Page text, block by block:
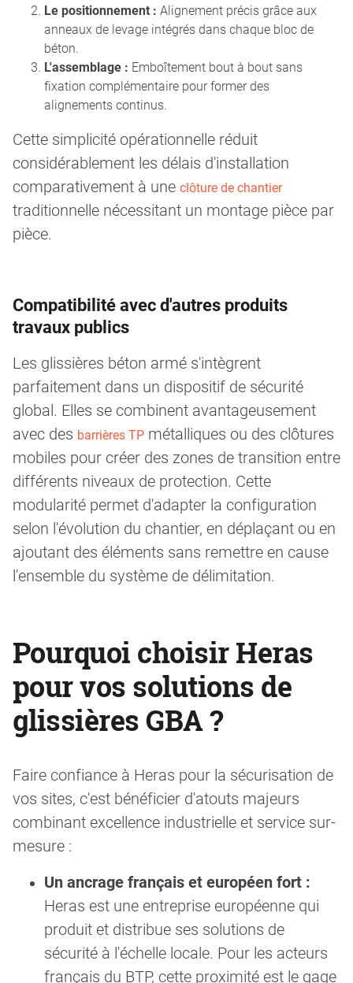
Le positionnement : Alignement précis grâce aux
anneaux de levage intégrés dans chaque bloc de
béton.
L'assemblage : Emboîtement bout à bout sans
fixation complémentaire pour former des
alignements continus.
Cette simplicité opérationnelle réduit
considérablement les délais d'installation
comparativement à une clôture de chantier
traditionnelle nécessitant un montage pièce par
pièce.
Compatibilité avec d'autres produits
travaux publics
Les glissières béton armé s'intègrent
parfaitement dans un dispositif de sécurité
global. Elles se combinent avantageusement
avec des barrières TP métalliques ou des clôtures
mobiles pour créer des zones de transition entre
différents niveaux de protection. Cette
modularité permet d'adapter la configuration
selon l'évolution du chantier, en déplaçant ou en
ajoutant des éléments sans remettre en cause
l'ensemble du système de délimitation.
Pourquoi choisir Heras
pour vos solutions de
glissières GBA ?
Faire confiance à Heras pour la sécurisation de
vos sites, c'est bénéficier d'atouts majeurs
combinant excellence industrielle et service sur-
mesure :
Un ancrage français et européen fort :
Heras est une entreprise européenne qui
produit et distribue ses solutions de
sécurité à l'échelle locale. Pour les acteurs
français du BTP, cette proximité est le gage